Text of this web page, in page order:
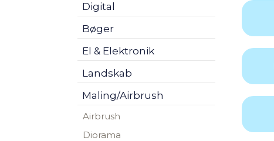
Digital
Bøger
El & Elektronik
Landskab
Maling/Airbrush
Airbrush
Diorama